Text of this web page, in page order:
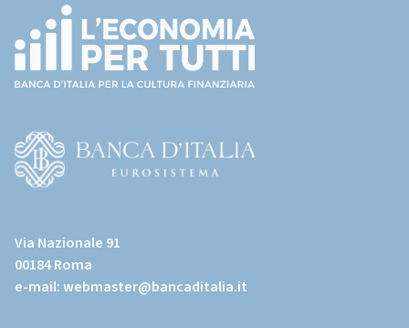
page)
sito
istituzionale
della
Via Nazionale 91
00184 Roma
e-mail:webmaster@bancaditalia.it